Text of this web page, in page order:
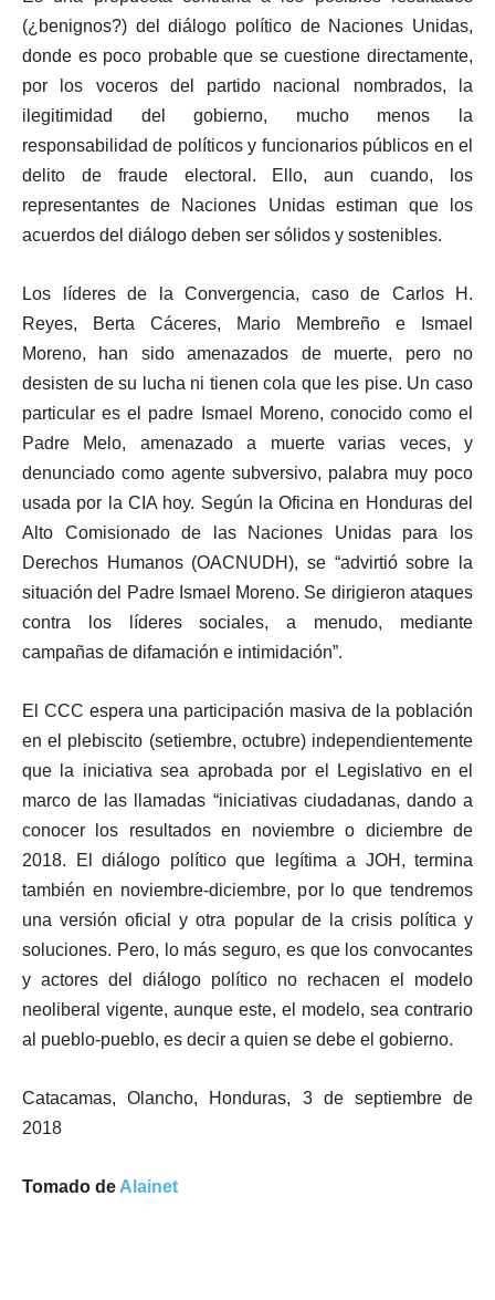
(¿benignos?) del diálogo político de Naciones Unidas,
donde es poco probable que se cuestione directamente,
por los voceros del partido nacional nombrados, la
ilegitimidad del gobierno, mucho menos la
responsabilidad de políticos y funcionarios públicos en el
delito de fraude electoral. Ello, aun cuando, los
representantes de Naciones Unidas estiman que los
acuerdos del diálogo deben ser sólidos y sostenibles.
Los líderes de la Convergencia, caso de Carlos H.
Reyes, Berta Cáceres, Mario Membreño e Ismael
Moreno, han sido amenazados de muerte, pero no
desisten de su lucha ni tienen cola que les pise. Un caso
particular es el padre Ismael Moreno, conocido como el
Padre Melo, amenazado a muerte varias veces, y
denunciado como agente subversivo, palabra muy poco
usada por la CIA hoy. Según la Oficina en Honduras del
Alto Comisionado de las Naciones Unidas para los
Derechos Humanos (OACNUDH), se “advirtió sobre la
situación del Padre Ismael Moreno. Se dirigieron ataques
contra los líderes sociales, a menudo, mediante
campañas de difamación e intimidación”.
El CCC espera una participación masiva de la población
en el plebiscito (setiembre, octubre) independientemente
que la iniciativa sea aprobada por el Legislativo en el
marco de las llamadas “iniciativas ciudadanas, dando a
conocer los resultados en noviembre o diciembre de
2018. El diálogo político que legítima a JOH, termina
también en noviembre-diciembre, por lo que tendremos
una versión oficial y otra popular de la crisis política y
soluciones. Pero, lo más seguro, es que los convocantes
y actores del diálogo político no rechacen el modelo
neoliberal vigente, aunque este, el modelo, sea contrario
al pueblo-pueblo, es decir a quien se debe el gobierno.
Catacamas, Olancho, Honduras, 3 de septiembre de
2018
Tomado de Alainet